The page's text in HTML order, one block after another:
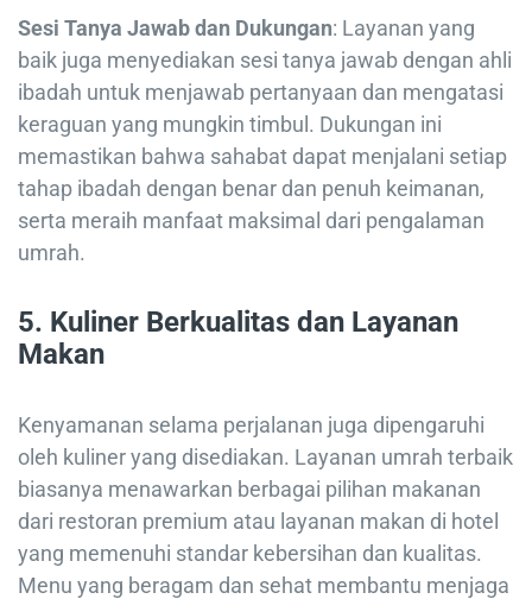
Sesi Tanya Jawab dan Dukungan: Layanan yang
baik juga menyediakan sesi tanya jawab dengan ahli
ibadah untuk menjawab pertanyaan dan mengatasi
keraguan yang mungkin timbul. Dukungan ini
memastikan bahwa sahabat dapat menjalani setiap
tahap ibadah dengan benar dan penuh keimanan,
serta meraih manfaat maksimal dari pengalaman
umrah.
5. Kuliner Berkualitas dan Layanan
Makan
Kenyamanan selama perjalanan juga dipengaruhi
oleh kuliner yang disediakan. Layanan umrah terbaik
biasanya menawarkan berbagai pilihan makanan
dari restoran premium atau layanan makan di hotel
yang memenuhi standar kebersihan dan kualitas.
Menu yang beragam dan sehat membantu menjaga